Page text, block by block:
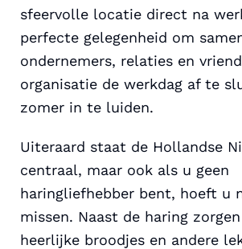
sfeervolle locatie direct na
perfecte gelegenheid om
ondernemers, relaties en
organisatie de werkdag af te
zomer in te luiden.
Uiteraard staat de Hollandse
centraal, maar ook als u geen
haringliefhebber bent, hoeft u
missen. Naast de haring
heerlijke broodjes en andere